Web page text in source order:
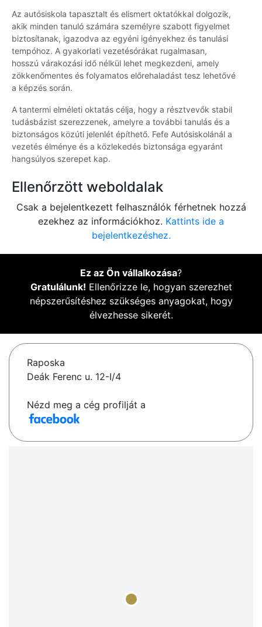
Az autósiskola tapasztalt és elismert oktatókkal dolgozik,
akik minden tanuló számára személyre szabott figyelmet
biztosítanak, igazodva az egyéni igényekhez és tanulási
tempóhoz. A gyakorlati vezetésórákat rugalmasan,
hosszú várakozási idő nélkül lehet megkezdeni, amely
zökkenőmentes és folyamatos előrehaladást tesz lehetővé
a képzés során.
A tantermi elméleti oktatás célja, hogy a résztvevők stabil
tudásbázist szerezzenek, amelyre a további tanulás és a
biztonságos közúti jelenlét építhető. Fefe Autósiskolánál a
vezetés élménye és a közlekedés biztonsága egyaránt
hangsúlyos szerepet kap.
Ellenőrzött weboldalak
Csak a bejelentkezett felhasználók férhetnek hozzá
ezekhez az információkhoz. Kattints ide a
bejelentkezéshez.
Ez az Ön vállalkozása?
Gratulálunk! Ellenőrizze le, hogyan szerezhet
népszerűsítéshez szükséges anyagokat, hogy
élvezhesse sikerét.
Raposka
Deák Ferenc u. 12-I/4
Nézd meg a cég profilját a